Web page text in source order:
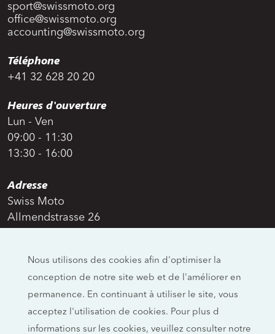
sport@swissmoto.org
office@swissmoto.org
accounting@swissmoto.org
Téléphone
+41 32 628 20 20
Heures d'ouverture
Lun - Ven
09:00 - 11:30
13:30 - 16:00
Adresse
Swiss Moto
Allmendstrasse 26
Réseaux sociaux
Mentions légales
Empreinte
Nous utilisons des cookies afin d'optimiser la
conception de notre site web et de l'améliorer en
permanence. En continuant à utiliser le site, vous
acceptez l'utilisation de cookies. Pour plus d
informations sur les cookies, veuillez consulter notre